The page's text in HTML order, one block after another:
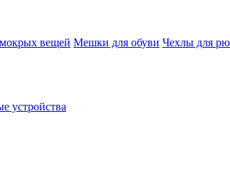
вещей Мешки для обуви Чехлы для
устройства